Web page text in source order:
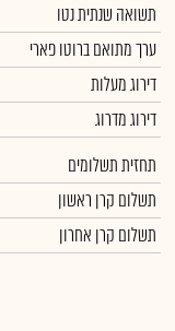
תשואה שנתית נטו
ערך מתואם ברוטו פארי
דירוג מעלות
דירוג מדרוג
תחזית תשלומים
תשלום קרן ראשון
תשלום קרן אחרון